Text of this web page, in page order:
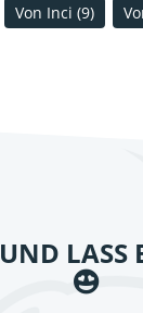
Von Inci (9)
LASS